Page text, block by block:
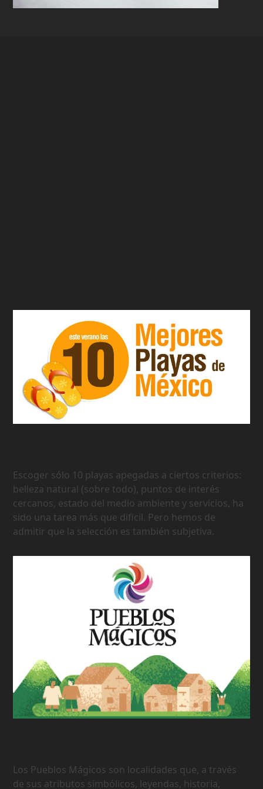
Escoger sólo 10 playas apegadas a ciertos criterios:
belleza natural (sobre todo), puntos de interés
cercanos, estado del medio ambiente y servicios, ha
sido una tarea más que dificil. Pero hemos de
admitir que la selección es también subjetiva.
Los Pueblos Mágicos son localidades que, a través
de sus atributos simbólicos, leyendas, historia,